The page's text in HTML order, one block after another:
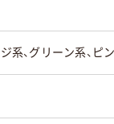
系、グリーン系、ピ